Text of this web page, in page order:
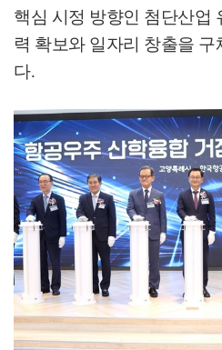
핵심 시정 방향인 첨단산업
력 확보와 일자리 창출을
다.